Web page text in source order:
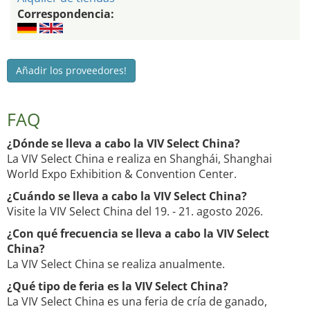
Correspondencia:
Añadir los proveedores!
FAQ
¿Dónde se lleva a cabo la VIV Select China?
La VIV Select China e realiza en Shanghái, Shanghai
World Expo Exhibition & Convention Center.
¿Cuándo se lleva a cabo la VIV Select China?
Visite la VIV Select China del 19. - 21. agosto 2026.
¿Con qué frecuencia se lleva a cabo la VIV Select
China?
La VIV Select China se realiza anualmente.
¿Qué tipo de feria es la VIV Select China?
La VIV Select China es una feria de cría de ganado,